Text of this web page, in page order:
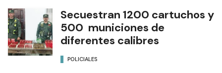
Secuestran 1200 cartuchos y
500 municiones de
diferentes calibres
POLICIALES